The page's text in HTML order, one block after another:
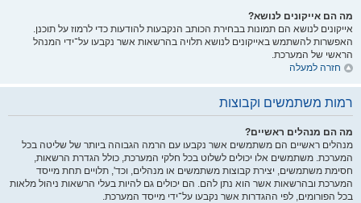
מה הם אייקונים לנושא?
אייקונים לנושא הם תמונות בבחירת הכותב הנקבעות להודעות כדי לרמוז על תוכנן.
האפשרות להשתמש באייקונים לנושא תלויה בהרשאות אשר נקבעו על־ידי המנהל
הראשי של המערכת.
חזרה למעלה
רמות משתמשים וקבוצות
מה הם מנהלים ראשיים?
מנהלים ראשיים הם משתמשים אשר נקבעו עם הרמה הגבוהה ביותר של שליטה בכל
המערכת. משתמשים אלו יכולים לשלוט בכל חלקי המערכת, כולל הגדרת הרשאות,
חסימת משתמשים, יצירת קבוצות משתמשים או מנהלים, וכד', תלויים תחת מייסד
המערכת ובהרשאות אשר הוא נתן להם. הם יכולים גם להיות בעלי הרשאות ניהול מלאות
בכל הפורומים, לפי ההגדרות אשר נקבעו על־ידי מייסד המערכת.